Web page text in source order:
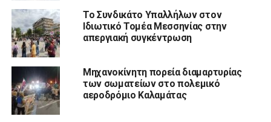
Το Συνδικάτο Υπαλλήλων στον
Ιδιωτικό Τομέα Μεσσηνίας στην
απεργιακή συγκέντρωση
Μηχανοκίνητη πορεία διαμαρτυρίας
των σωματείων στο πολεμικό
αεροδρόμιο Καλαμάτας